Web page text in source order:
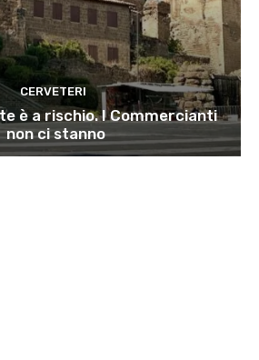
CERVETERI
è a rischio. I Commercianti
non ci stanno